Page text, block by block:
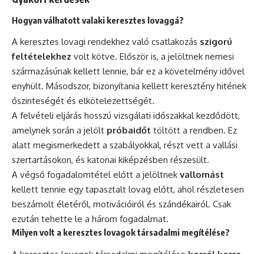
Hogyan válhatott valaki keresztes lovaggá?
A keresztes lovagi rendekhez való csatlakozás szigorú
feltételekhez volt kötve. Először is, a jelöltnek nemesi
származásúnak kellett lennie, bár ez a követelmény idővel
enyhült. Másodszor, bizonyítania kellett keresztény hitének
őszinteségét és elkötelezettségét.
A felvételi eljárás hosszú vizsgálati időszakkal kezdődött,
amelynek során a jelölt próbaidőt töltött a rendben. Ez
alatt megismerkedett a szabályokkal, részt vett a vallási
szertartásokon, és katonai kiképzésben részesült.
A végső fogadalomtétel előtt a jelöltnek vallomást
kellett tennie egy tapasztalt lovag előtt, ahol részletesen
beszámolt életéről, motivációiról és szándékairól. Csak
ezután tehette le a három fogadalmat.
Milyen volt a keresztes lovagok társadalmi megítélése?